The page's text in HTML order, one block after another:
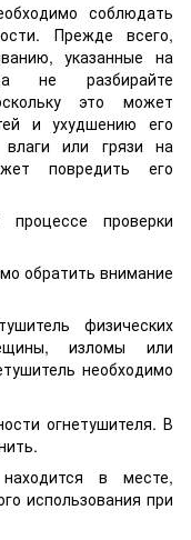
соблюдать
Прежде всего,
указанные на
не разбирайте
это может
и ухудшению его
влаги или грязи на
повредить его
проверки
обратить внимание
физических
изломы или
необходимо
огнетушителя. В
в месте,
использования при